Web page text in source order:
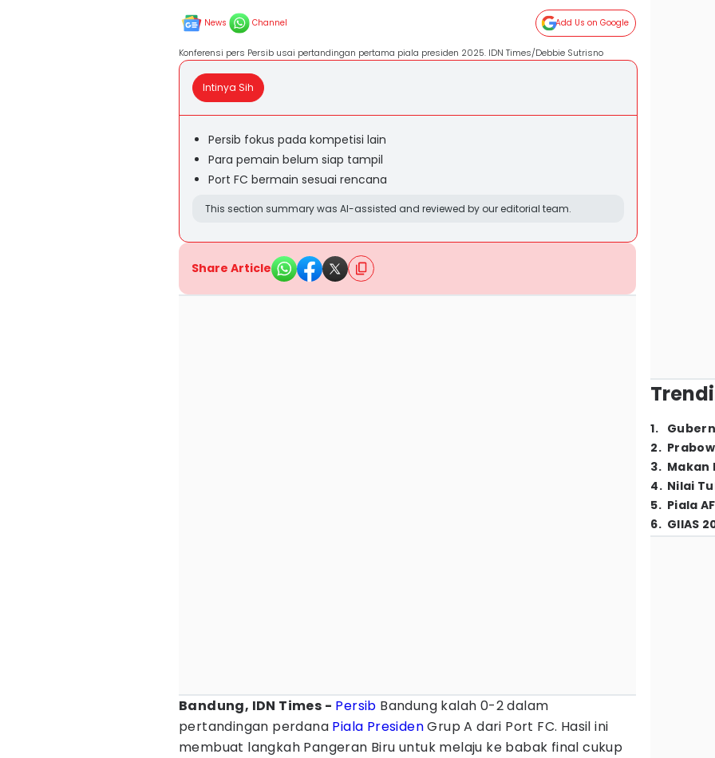
News Channel Add Us on Google
Konferensi pers Persib usai pertandingan pertama piala presiden 2025. IDN Times/Debbie Sutrisno
Intinya Sih
Persib fokus pada kompetisi lain
Para pemain belum siap tampil
Port FC bermain sesuai rencana
This section summary was AI-assisted and reviewed by our editorial team.
Share Article
Bandung, IDN Times - Persib Bandung kalah 0-2 dalam
pertandingan perdana Piala PresidenGrup A dari Port FC. Hasil ini
membuat langkah Pangeran Biru untuk melaju ke babak final cukup
1.
2.
3. Makan
4. Nilai
5. Piala
6. GIIAS